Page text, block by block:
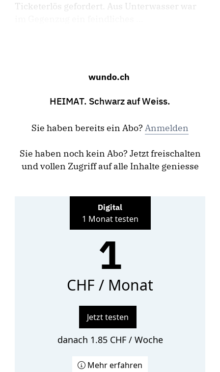
Ticketerlös gefordert. Aus Unterwasser war
wundo.ch
HEIMAT. Schwarz auf Weiss.
Sie haben bereits ein Abo? Anmelden
Sie haben noch kein Abo? Jetzt freischalten
und vollen Zugriff auf alle Inhalte geniesse
Digital
1 Monat testen
1
CHF / Monat
Jetzt testen
danach 1.85 CHF / Woche
Mehr erfahren